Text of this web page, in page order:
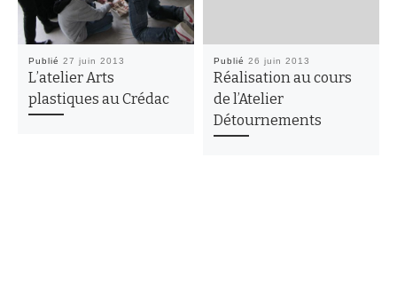
Publié 27 juin 2013
L’atelier Arts
plastiques au Crédac
Publié 26 juin 2013
Réalisation au cours
de l’Atelier
Détournements